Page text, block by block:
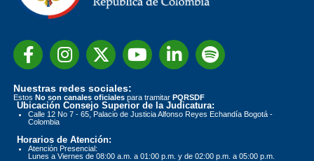
Nuestras redes sociales:
Estos No son canales oficiales para tramitar PQRSDF
Ubicación Consejo Superior de la Judicatura:
Calle 12 No 7 - 65, Palacio de Justicia Alfonso Reyes Echandía Bogotá -
Colombia
Horarios de Atención:
Atención Presencial:
Lunes a Viernes de 08:00 a.m. a 01:00 p.m. y de 02:00 p.m. a 05:00 p.m.